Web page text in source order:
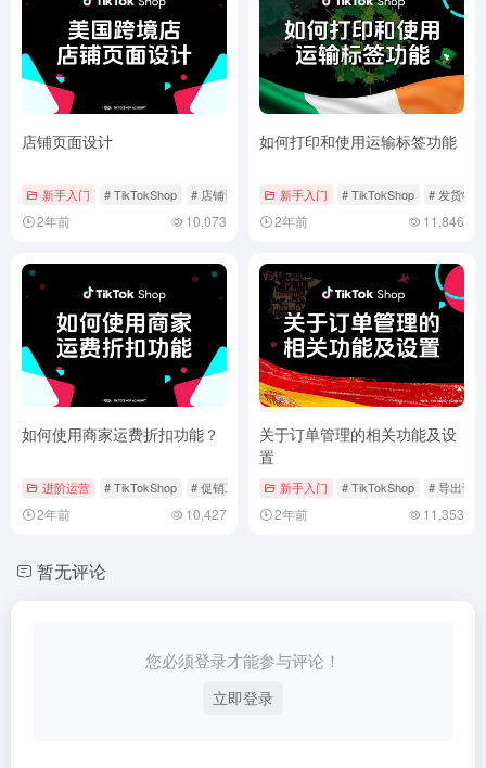
店铺页面设计
新手入门 # TikTokShop # 店铺设计 # 店铺页面设计
2年前 10,073
如何打印和使用运输标签功能
新手入门 # TikTokShop # 发货物流
2年前 11,846
如何使用商家运费折扣功能？
进阶运营 # TikTokShop # 促销工具 # 商家运费折扣
2年前 10,427
关于订单管理的相关功能及设
置
新手入门 # TikTokShop # 导出订单
2年前 11,353
暂无评论
您必须登录才能参与评论！
立即登录